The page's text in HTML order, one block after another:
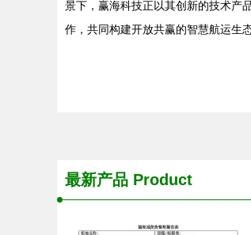
景下，赢海科技正以其创新的技术产
作，共同构建开放共赢的智慧航运生态
最新产品 Product